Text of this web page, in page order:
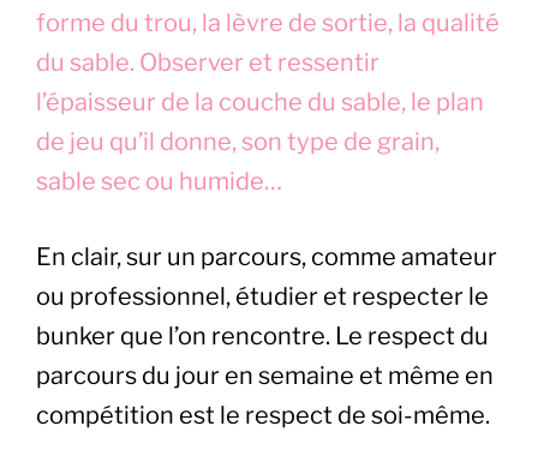
forme du trou, la lèvre de sortie, la qualité
du sable. Observer et ressentir
l’épaisseur de la couche du sable, le plan
de jeu qu’il donne, son type de grain,
sable sec ou humide…
En clair, sur un parcours, comme amateur
ou professionnel, étudier et respecter le
bunker que l’on rencontre. Le respect du
parcours du jour en semaine et même en
compétition est le respect de soi-même.